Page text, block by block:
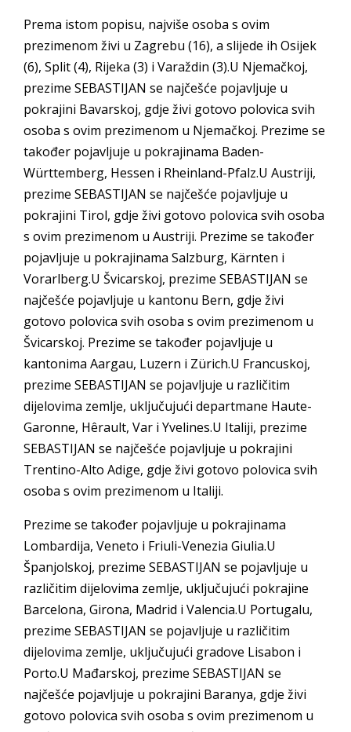
Prema istom popisu, najviše osoba s ovim
prezimenom živi u Zagrebu (16), a slijede ih Osijek
(6), Split (4), Rijeka (3) i Varaždin (3).U Njemačkoj,
prezime SEBASTIJAN se najčešće pojavljuje u
pokrajini Bavarskoj, gdje živi gotovo polovica svih
osoba s ovim prezimenom u Njemačkoj. Prezime se
također pojavljuje u pokrajinama Baden-
Württemberg, Hessen i Rheinland-Pfalz.U Austriji,
prezime SEBASTIJAN se najčešće pojavljuje u
pokrajini Tirol, gdje živi gotovo polovica svih osoba
s ovim prezimenom u Austriji. Prezime se također
pojavljuje u pokrajinama Salzburg, Kärnten i
Vorarlberg.U Švicarskoj, prezime SEBASTIJAN se
najčešće pojavljuje u kantonu Bern, gdje živi
gotovo polovica svih osoba s ovim prezimenom u
Švicarskoj. Prezime se također pojavljuje u
kantonima Aargau, Luzern i Zürich.U Francuskoj,
prezime SEBASTIJAN se pojavljuje u različitim
dijelovima zemlje, uključujući departmane Haute-
Garonne, Hêrault, Var i Yvelines.U Italiji, prezime
SEBASTIJAN se najčešće pojavljuje u pokrajini
Trentino-Alto Adige, gdje živi gotovo polovica svih
osoba s ovim prezimenom u Italiji.
Prezime se također pojavljuje u pokrajinama
Lombardija, Veneto i Friuli-Venezia Giulia.U
Španjolskoj, prezime SEBASTIJAN se pojavljuje u
različitim dijelovima zemlje, uključujući pokrajine
Barcelona, Girona, Madrid i Valencia.U Portugalu,
prezime SEBASTIJAN se pojavljuje u različitim
dijelovima zemlje, uključujući gradove Lisabon i
Porto.U Mađarskoj, prezime SEBASTIJAN se
najčešće pojavljuje u pokrajini Baranya, gdje živi
gotovo polovica svih osoba s ovim prezimenom u